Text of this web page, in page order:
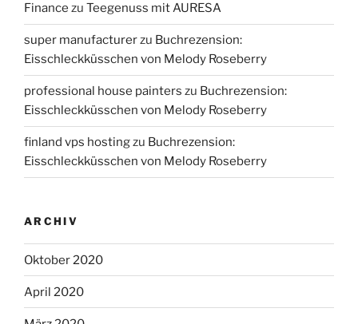
Finance zu Teegenuss mit AURESA
super manufacturerzu Buchrezension:
Eisschleckküsschen von Melody Roseberry
professional house painters zu Buchrezension:
Eisschleckküsschen von Melody Roseberry
finland vps hostingzu Buchrezension:
Eisschleckküsschen von Melody Roseberry
ARCHIV
Oktober 2020
April 2020